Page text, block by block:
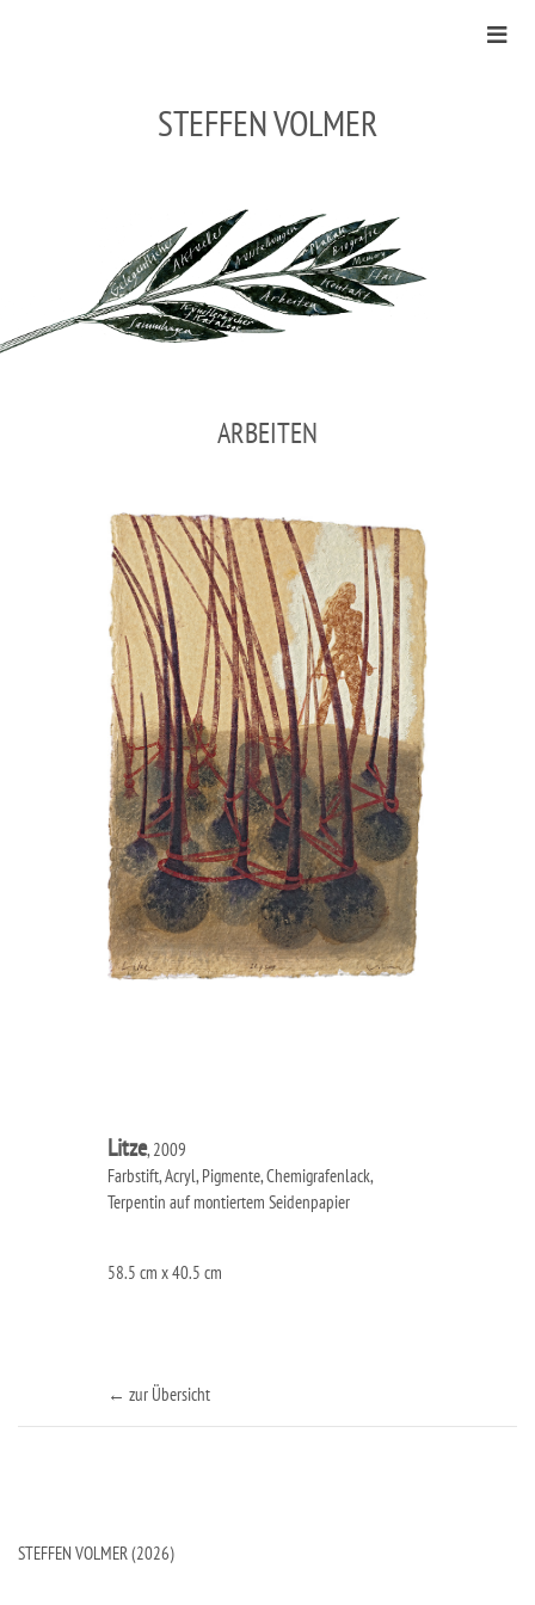
STEFFEN VOLMER
ARBEITEN
Litze, 2009
Farbstift, Acryl, Pigmente, Chemigrafenlack,
Terpentin auf montiertem Seidenpapier
58.5 cm x 40.5 cm
← zur Übersicht
STEFFEN VOLMER (2026)